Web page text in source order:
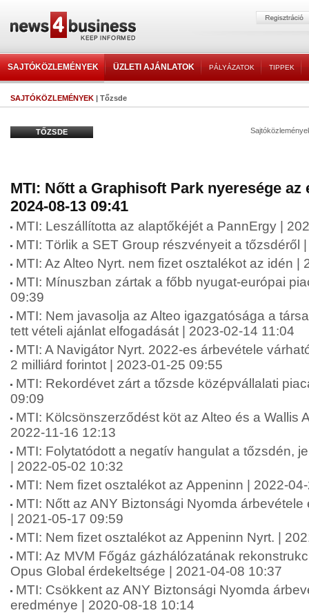
SAJTÓKÖZLEMÉNYEK ÜZLETI AJÁNLATOK PÁLYÁZATOK TIPPEK
SAJTÓKÖZLEMÉNYEK | Tőzsde
TŐZSDE
MTI: Nőtt a Graphisoft Park nyeresége az
2024-08-13 09:41
MTI: Leszállította az alaptőkéjét a PannErgy |
MTI: Törlik a SET Group részvényeit a tőzsdéről
MTI: Az Alteo Nyrt. nem fizet osztalékot az idén |
MTI: Mínuszban zártak a főbb nyugat-európai
09:39
MTI: Nem javasolja az Alteo igazgatósága a
tett vételi ajánlat elfogadását | 2023-02-14 11:04
MTI: A Navigátor Nyrt. 2022-es árbevétele
2 milliárd forintot | 2023-01-25 09:55
MTI: Rekordévet zárt a tőzsde középvállalati
09:09
MTI: Kölcsönszerződést köt az Alteo és a Wallis
2022-11-16 12:13
MTI: Folytatódott a negatív hangulat a tőzsdén,
| 2022-05-02 10:32
MTI: Nem fizet osztalékot az Appeninn | 2022-
MTI: Nőtt az ANY Biztonsági Nyomda
| 2021-05-17 09:59
MTI: Nem fizet osztalékot az Appeninn Nyrt. |
MTI: Az MVM Főgáz gázhálózatának
Opus Global érdekeltsége | 2021-04-08 10:37
MTI: Csökkent az ANY Biztonsági Nyomda
eredménye | 2020-08-18 10:14